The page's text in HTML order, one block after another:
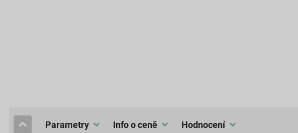
Parametry Info o ceně hodnocení